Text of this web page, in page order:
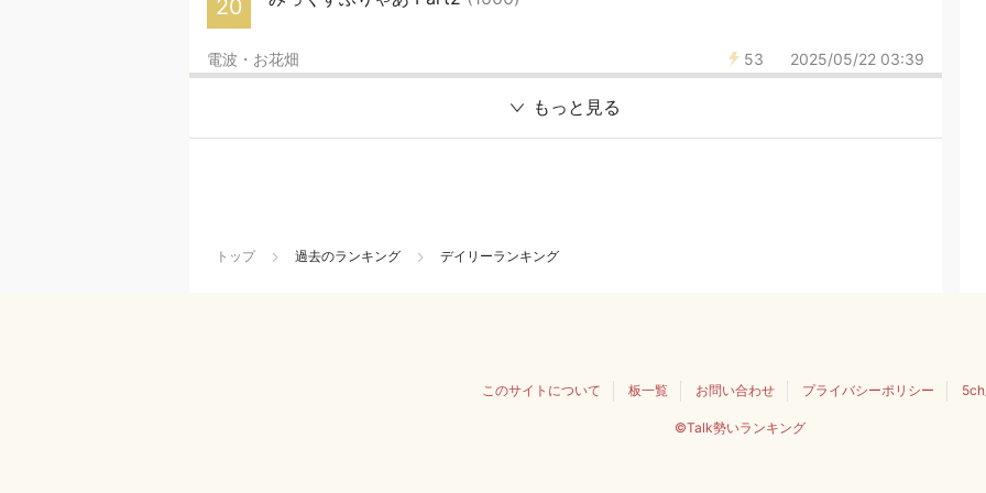
20
53 2025/05/22 03:39
電波・お花畑
もっと見る
トップ 過去のランキング デイリーランキング
このサイトについて 板一覧 お問い合わせ プライバシーポリシー
©Talk勢いランキング